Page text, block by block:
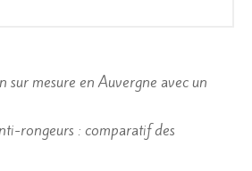
sur mesure en Auvergne avec un
rongeurs : comparatif des